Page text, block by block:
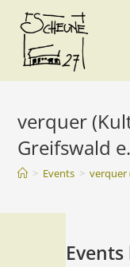
verquer
Greifswald
> Events > verquer